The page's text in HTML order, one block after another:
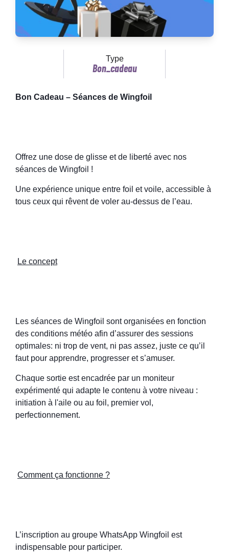
Type
Bon_cadeau
Bon Cadeau – Séances de Wingfoil
Offrez une dose de glisse et de liberté avec nos
séances de Wingfoil !
Une expérience unique entre foil et voile, accessible à
tous ceux qui rêvent de voler au-dessus de l’eau.
Le concept
Les séances de Wingfoil sont organisées en fonction
des conditions météo afin d’assurer des sessions
optimales: ni trop de vent, ni pas assez, juste ce qu’il
faut pour apprendre, progresser et s’amuser.
Chaque sortie est encadrée par un moniteur
expérimenté qui adapte le contenu à votre niveau :
initiation à l'aile ou au foil, premier vol,
perfectionnement.
Comment ça fonctionne ?
L’inscription au groupe WhatsApp Wingfoil est
indispensable pour participer.